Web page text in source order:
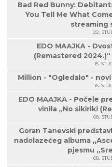
Bad Red Bunny:
You Tell Me What
streaming
22.
EDO MAAJKA -
(Remastered
15.
Million - "Ogledalo" -
15.
EDO MAAJKA - Počele
vinila „No sikiriki
08.
Goran Tanevski
nadolazećeg albuma
pjesmu
08.